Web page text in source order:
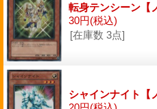
転身テンシーン【
30円(税込)
[在庫数 3点]
シャインナイト【